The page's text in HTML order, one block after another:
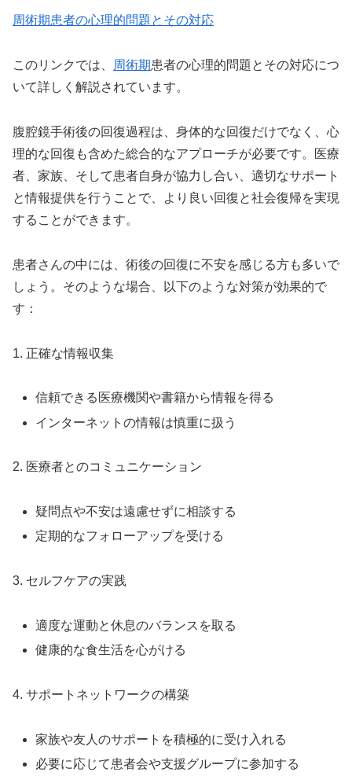
周術期患者の心理的問題とその対応
このリンクでは、 周術期患者の心理的問題とその対応につ
いて詳しく解説されています。
腹腔鏡手術後の回復過程は、身体的な回復だけでなく、心
理的な回復も含めた総合的なアプローチが必要です。医療
者、家族、そして患者自身が協力し合い、適切なサポート
と情報提供を行うことで、より良い回復と社会復帰を実現
することができます。
患者さんの中には、術後の回復に不安を感じる方も多いで
しょう。そのような場合、以下のような対策が効果的で
す：
1. 正確な情報収集
信頼できる医療機関や書籍から情報を得る
インターネットの情報は慎重に扱う
2. 医療者とのコミュニケーション
疑問点や不安は遠慮せずに相談する
定期的なフォローアップを受ける
3. セルフケアの実践
適度な運動と休息のバランスを取る
健康的な食生活を心がける
4. サポートネットワークの構築
家族や友人のサポートを積極的に受け入れる
必要に応じて患者会や支援グループに参加する